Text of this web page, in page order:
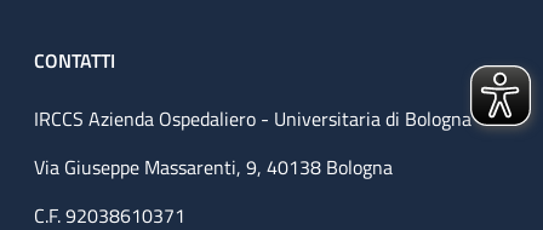
CONTATTI
IRCCS Azienda Ospedaliero - Universitaria di Bologna
Via Giuseppe Massarenti, 9, 40138 Bologna
C.F. 92038610371